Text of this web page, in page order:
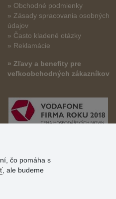
» Obchodné podmienky
» Zásady spracovania osobných
údajov
» Často kladené otázky
» Reklamácie
» Zľavy a benefity pre
veľkoobchodných zákazníkov
čo pomáha s
, ale budeme